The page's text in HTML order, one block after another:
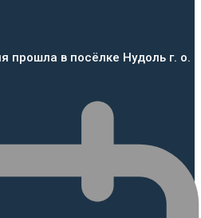
прошла в посёлке Нудоль г. о.